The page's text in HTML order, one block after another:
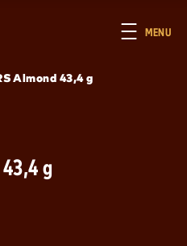
MENU
Almond 43,4 g
g